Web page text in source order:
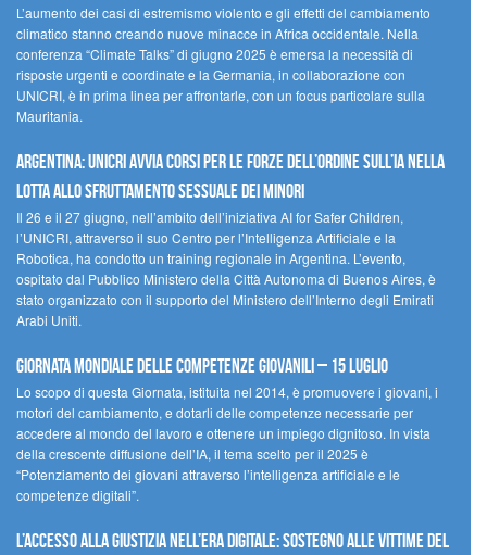
L’aumento dei casi di estremismo violento e gli effetti del cambiamento
climatico stanno creando nuove minacce in Africa occidentale. Nella
conferenza “Climate Talks” di giugno 2025 è emersa la necessità di
risposte urgenti e coordinate e la Germania, in collaborazione con
UNICRI, è in prima linea per affrontarle, con un focus particolare sulla
Mauritania.
Argentina: UNICRI avvia corsi per le forze dell’ordine sull’IA nella
lotta allo sfruttamento sessuale dei minori
Il 26 e il 27 giugno, nell’ambito dell’iniziativa AI for Safer Children,
l’UNICRI, attraverso il suo Centro per l’Intelligenza Artificiale e la
Robotica, ha condotto un training regionale in Argentina. L’evento,
ospitato dal Pubblico Ministero della Città Autonoma di Buenos Aires, è
stato organizzato con il supporto del Ministero dell’Interno degli Emirati
Arabi Uniti.
Giornata Mondiale delle Competenze Giovanili – 15 luglio
Lo scopo di questa Giornata, istituita nel 2014, è promuovere i giovani, i
motori del cambiamento, e dotarli delle competenze necessarie per
accedere al mondo del lavoro e ottenere un impiego dignitoso. In vista
della crescente diffusione dell’IA, il tema scelto per il 2025 è
“Potenziamento dei giovani attraverso l’intelligenza artificiale e le
competenze digitali”.
L’accesso alla giustizia nell’era digitale: sostegno alle vittime del